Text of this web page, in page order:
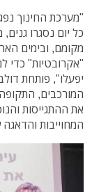
"מערכת החינוך
כל יום נסגרו
מקומם, ובימים
"אקרובטיות" כדי
יפעלו", פותחת
המורכבים,
את ההתגייסות
המחוייבות